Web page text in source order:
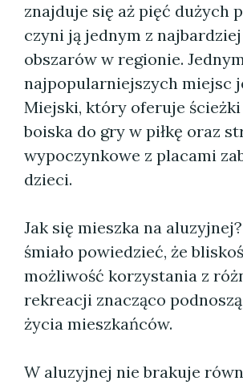
znajduje się aż pięć dużych
czyni ją jednym z
obszarów w regionie.
najpopularniejszych miejsc
Miejski, który oferuje
boiska do gry w piłkę oraz
wypoczynkowe z placami
dzieci.
Jak się mieszka na
śmiało powiedzieć, że
możliwość korzystania z
rekreacji znacząco
życia mieszkańców.
W aluzyjnej nie brakuje